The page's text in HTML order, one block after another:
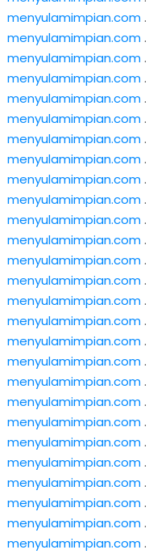
menyulamimpian.com.
menyulamimpian.com.
menyulamimpian.com.
menyulamimpian.com.
menyulamimpian.com.
menyulamimpian.com.
menyulamimpian.com.
menyulamimpian.com.
menyulamimpian.com.
menyulamimpian.com.
menyulamimpian.com.
menyulamimpian.com.
menyulamimpian.com.
menyulamimpian.com.
menyulamimpian.com.
menyulamimpian.com.
menyulamimpian.com.
menyulamimpian.com.
menyulamimpian.com.
menyulamimpian.com.
menyulamimpian.com.
menyulamimpian.com.
menyulamimpian.com.
menyulamimpian.com.
menyulamimpian.com.
menyulamimpian.com.
menyulamimpian.com.